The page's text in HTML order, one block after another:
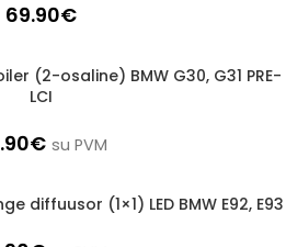
69.90€
(2-osaline) BMW G30, G31 PRE-
LCI
€ su PVM
diffuusor (1×1) LED BMW E92, E93